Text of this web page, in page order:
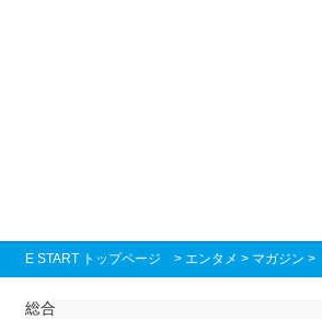
E START トップページ > エンタメ > マガジン >
総合